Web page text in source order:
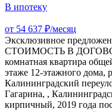
В ипотеку
от 54 637 ₽/месяц
Эксклюзивное
СТОИМОСТЬ В
комнатнaя квaртиpa
этаже 12-этажного дoмa,
Калининградский
Гагарина, ,
кирпичный, 2019 года